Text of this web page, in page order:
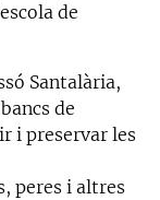
de
Santalària,
de
i preservar les
peres i altres